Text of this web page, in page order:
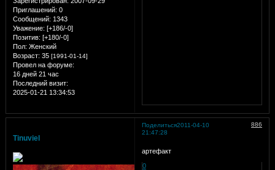
Приглашений: 0
Сообщений: 1343
Уважение: [+186/-0]
Позитив: [+180/-0]
Пол: Женский
Возраст: 35 [1991-01-14]
Провел на форуме:
16 дней 21 час
Последний визит:
2025-01-21 13:34:53
Поделиться 886
2011-04-10
21:47:28
Tinuviel
артефакт
0